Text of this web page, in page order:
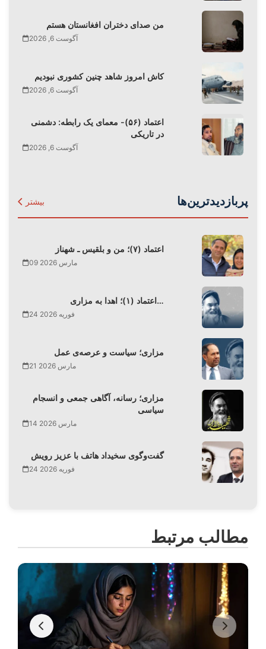
من صدای دختران افغانستان هستم
آگوست 6, 2026
کاش امروز شاهد چنین کشوری نبودیم
آگوست 6, 2026
اعتماد (۵۶)- معمای یک رابطه: دشمنی
در تاریکی
آگوست 6, 2026
پربازدیدترین‌ها بیشتر
اعتماد (۷)؛ من و بلقیس ـ شهناز
09 مارس 2026
اعتماد (۱)؛ اهدا به مزاری…
24 فوریه 2026
مزاری؛ سیاست و عرصه‌ی عمل
21 مارس 2026
مزاری؛ رسانه، آگاهی جمعی و انسجام
سیاسی
14 مارس 2026
گفت‌وگوی سخیداد هاتف با عزیز رویش
24 فوریه 2026
مطالب مرتبط